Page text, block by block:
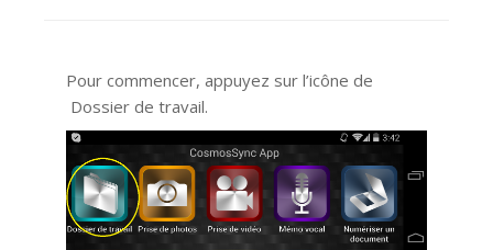
Pour commencer, appuyez sur l’icône de
Dossier de travail.